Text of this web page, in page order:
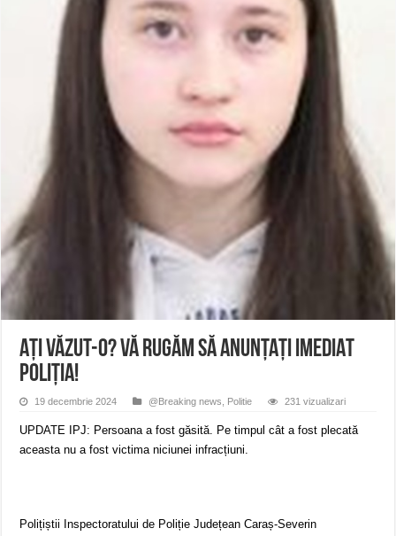
ANUNŢ OPRIRE ANUNŢ OPRIRE APĂ în ORAVIȚA – 05.08.2026 – avarie
Anunț important – Închidere temporară Podul de Piatră din Herculane
AȚI VĂZUT-O? VĂ RUGĂM SĂ ANUNȚAȚI IMEDIAT
POLIȚIA!
19 decembrie 2024 @Breaking news Politie 231 vizualizari
UPDATE IPJ: Persoana a fost găsită. Pe timpul cât a fost plecată
aceasta nu a fost victima niciunei infracțiuni.
Polițiștii Inspectoratului de Poliție Județean Caraș-Severin